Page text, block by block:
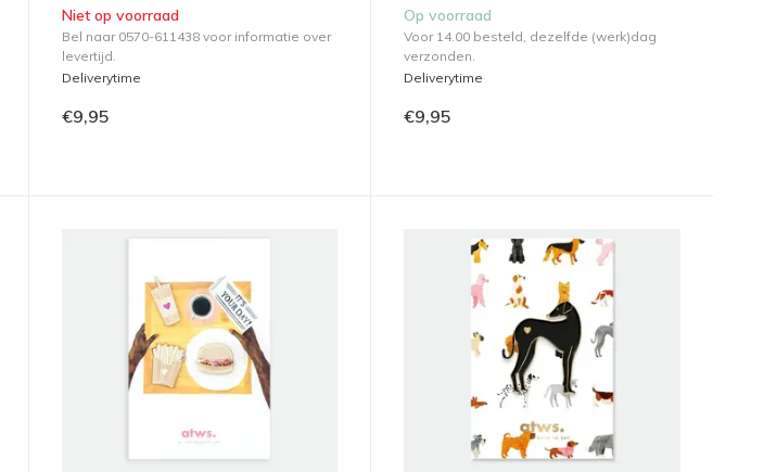
Niet op voorraad
Bel naar 0570-611438 voor informatie over
levertijd.
Deliverytime
€9,95
Op voorraad
Voor 14.00 besteld, dezelfde (werk)dag
verzonden.
Deliverytime
€9,95